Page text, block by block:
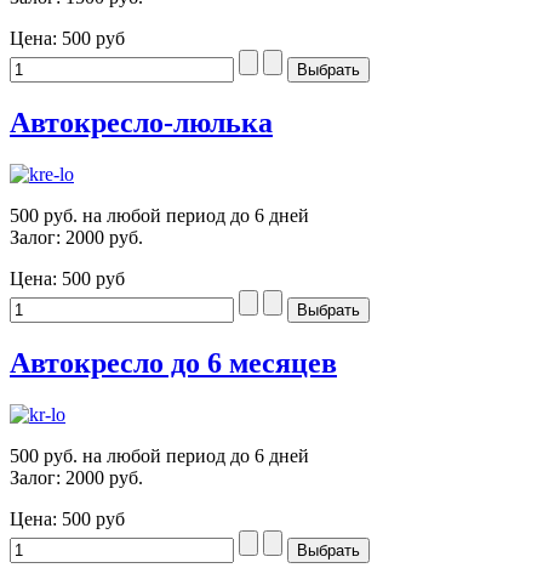
Цена: 500 руб
Автокресло-люлька
500 руб. на любой период до 6 дней
Залог: 2000 руб.
Цена: 500 руб
Автокресло до 6 месяцев
500 руб. на любой период до 6 дней
Залог: 2000 руб.
Цена: 500 руб